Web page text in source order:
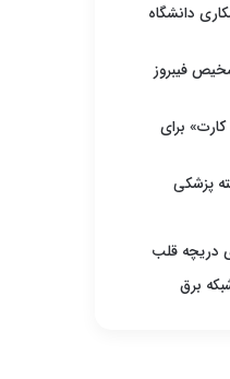
دانشگاه
فیبروز
برای
دریچه قلب
برق